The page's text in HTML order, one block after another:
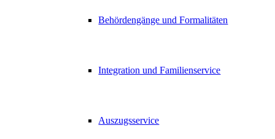
Behördengänge und Formalitäten
Integration und Familienservice
Auszugsservice